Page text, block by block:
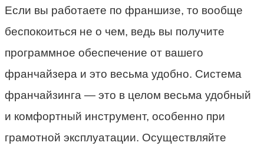
Если вы работаете по франшизе, то вообще
беспокоиться не о чем, ведь вы получите
программное обеспечение от вашего
франчайзера и это весьма удобно. Система
франчайзинга — это в целом весьма удобный
и комфортный инструмент, особенно при
грамотной эксплуатации. Осуществляйте